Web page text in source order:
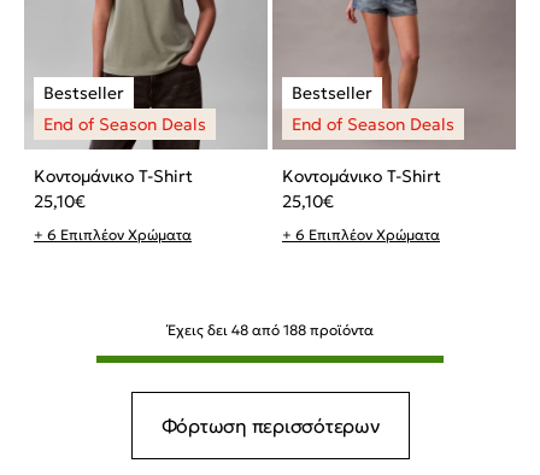
Κοντομάνικο T-Shirt
25,10€
+ 6 Επιπλέον Χρώματα
Κοντομάνικο T-Shirt
25,10€
+ 6 Επιπλέον Χρώματα
Έχεις δει 48από 188προϊόντα
Φόρτωση περισσότερων